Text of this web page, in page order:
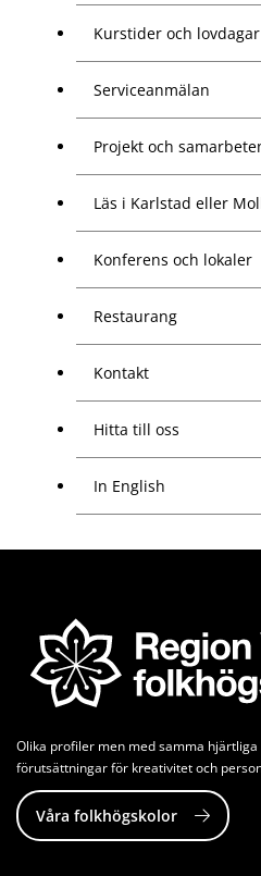
Kurstider och lovdagar
Serviceanmälan
Projekt och
Läs i Karlstad eller
Konferens och lokaler
Restaurang
Kontakt
Hitta till oss
In English
Olika profiler men med samma
förutsättningar för kreativitet och
Våra folkhögskolor